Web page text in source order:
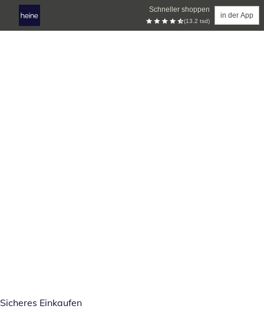
Schneller shoppen
(13.2 tsd)
in der App
Sicheres Einkaufen